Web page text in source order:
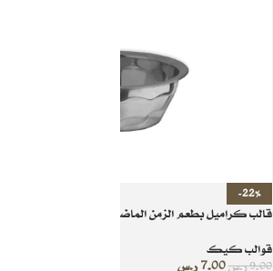
-22%
قالب كراميل بطعم الزمن الماضي والذكريات
قوالب كيك
9.00ر.س7.00 ر.س